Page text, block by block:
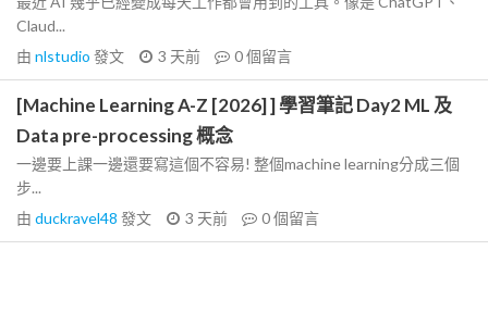
Claud...
由 nlstudio 發文 3 天前 0個留言
[Machine Learning A-Z [2026] ] 學習筆記 Day2 ML 及
Data pre-processing 概念
一邊要上課一邊還要寫這個不容易! 整個machine learning分成三個
步...
由 duckravel48 發文 3 天前 0個留言